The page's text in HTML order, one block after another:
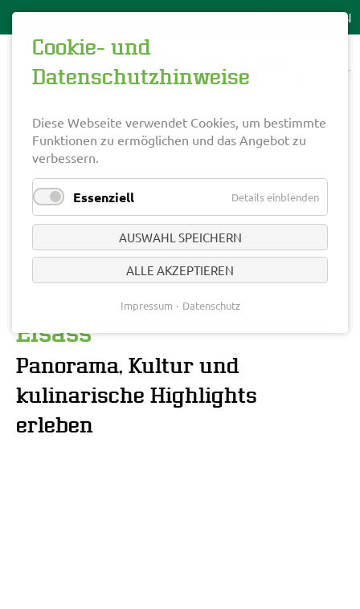
Von Gipfeln zu Fachwerk
– Vogesenhochstraße &
Elsass
Panorama, Kultur und
kulinarische Highlights
erleben
Cookie- und
Datenschutzhinweise
Diese Webseite verwendet Cookies, um bestimmte
Funktionen zu ermöglichen und das Angebot zu
verbessern.
Essenziell Details einblenden
AUSWAHL SPEICHERN
ALLE AKZEPTIEREN
Impressum Datenschutz